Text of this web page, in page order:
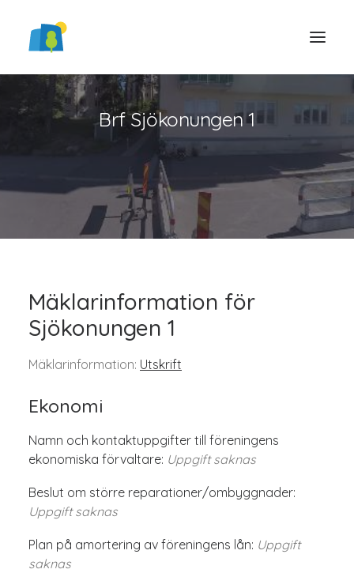
LOGGA IN
Brf Sjökonungen 1
Mäklarinformation för
Sjökonungen 1
Mäklarinformation: Utskrift
Ekonomi
Namn och kontaktuppgifter till föreningens
ekonomiska förvaltare: Uppgift saknas
Beslut om större reparationer/ombyggnader:
Uppgift saknas
Plan på amortering av föreningens lån: Uppgift
saknas